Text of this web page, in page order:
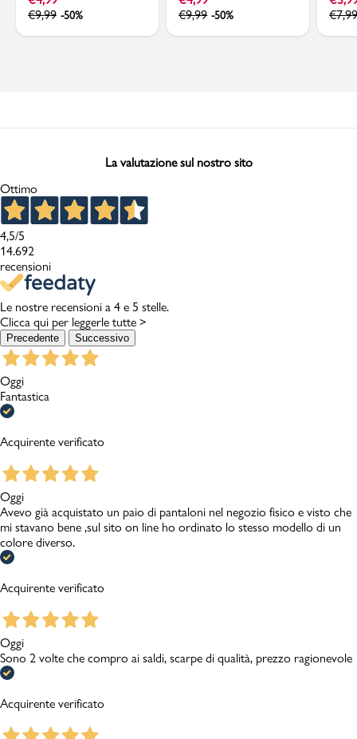
€9,99 -50%
€9,99 -50%
€
La valutazione sul nostro sito
Ottimo
4,5/5
14.692
recensioni
Le nostre recensioni a 4 e 5 stelle.
Clicca qui per leggerle tutte >
Precedente Successivo
Oggi
Fantastica
Acquirente verificato
Oggi
Avevo già acquistato un paio di pantaloni nel negozio fisico e visto che
mi stavano bene ,sul sito on line ho ordinato lo stesso modello di un
colore diverso.
Acquirente verificato
Oggi
Sono 2 volte che compro ai saldi, scarpe di qualità, prezzo ragionevole
Acquirente verificato